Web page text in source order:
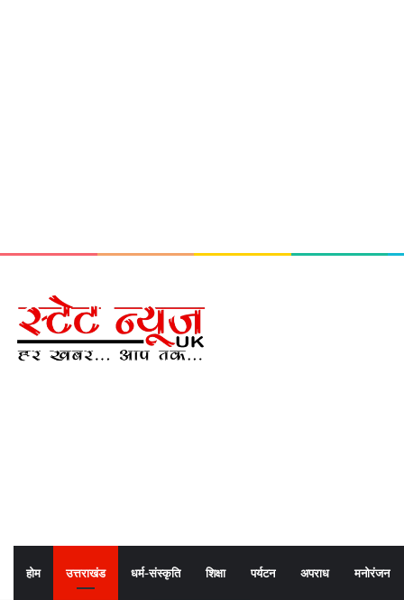
होम उत्तराखंड धर्म-संस्कृति शिक्षा पर्यटन अपराध मनोरंजन